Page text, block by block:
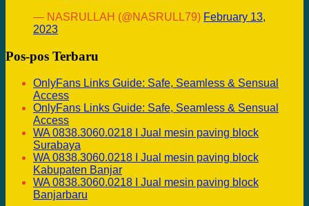
— NASRULLAH (@NASRULL79) February 13,
2023
Pos-pos Terbaru
OnlyFans Links Guide: Safe, Seamless & Sensual
Access
OnlyFans Links Guide: Safe, Seamless & Sensual
Access
WA 0838.3060.0218 I Jual mesin paving block
Surabaya
WA 0838.3060.0218 I Jual mesin paving block
Kabupaten Banjar
WA 0838.3060.0218 I Jual mesin paving block
Banjarbaru